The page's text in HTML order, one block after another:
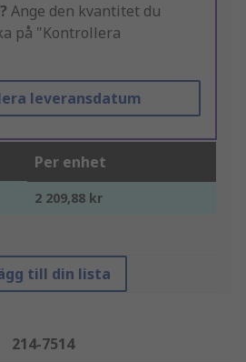
Ange den kvantitet du
på "Kontrollera
leveransdatum
Per enhet
2 209,88 kr
till din lista
214-7514